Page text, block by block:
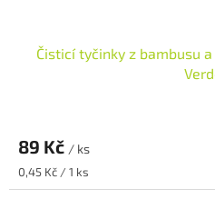
Čisticí tyčinky z bambusu
89 Kč / ks
Měrná
cena:
0,45 Kč / 1 ks